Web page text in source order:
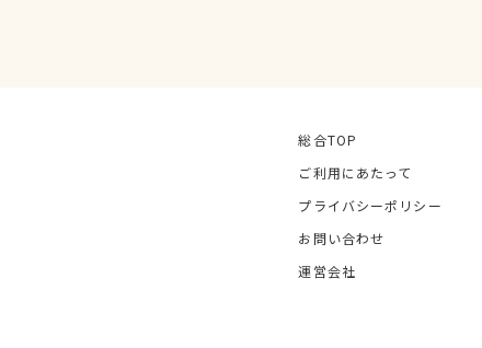
総合TOP
ご利用にあたって
プライバシーポリシー
お問い合わせ
運営会社